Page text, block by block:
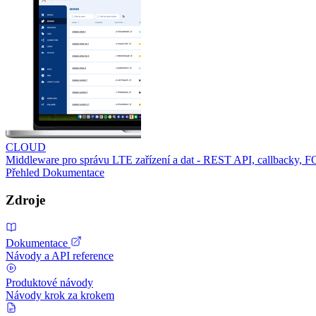
CLOUD
Middleware pro správu LTE zařízení a dat - REST API, callbacky,
Přehled Dokumentace
Zdroje
Dokumentace
Návody a API reference
Produktové návody
Návody krok za krokem